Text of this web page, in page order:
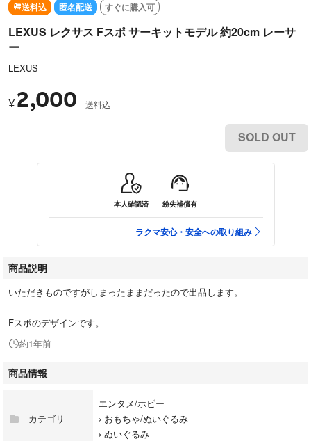
送料込 匿名配送 すぐに購入可
LEXUS レクサス Fスポ サーキットモデル 約20cm レーサ
ー
LEXUS
¥ 2,000 送料込
SOLD OUT
本人確認済 紛失補償有
ラクマ安心・安全への取り組み
商品説明
いただきものですがしまったままだったので出品します。
Fスポのデザインです。
約1年前
商品情報
カテゴリ
エンタメ/ホビー
› おもちゃ/ぬいぐるみ
› ぬいぐるみ